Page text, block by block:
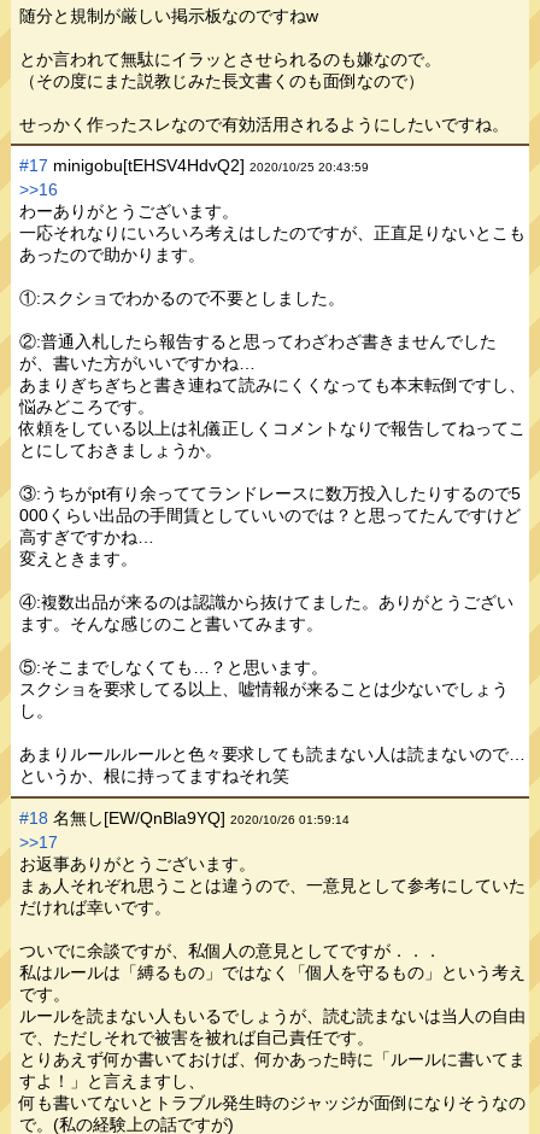
随分と規制が厳しい掲示板なのですねw
とか言われて無駄にイラッとさせられるのも嫌なので。
（その度にまた説教じみた長文書くのも面倒なので）
せっかく作ったスレなので有効活用されるようにしたいですね。
#17 minigobu[tEHSV4HdvQ2]2020/10/25 20:43:59
>>16
わーありがとうございます。
一応それなりにいろいろ考えはしたのですが、正直足りないとこも
あったので助かります。
①:スクショでわかるので不要としました。
②:普通入札したら報告すると思ってわざわざ書きませんでした
が、書いた方がいいですかね…
あまりぎちぎちと書き連ねて読みにくくなっても本末転倒ですし、
悩みどころです。
依頼をしている以上は礼儀正しくコメントなりで報告してねってこ
とにしておきましょうか。
③:うちがpt有り余っててランドレースに数万投入したりするので5
000くらい出品の手間賃としていいのでは？と思ってたんですけど
高すぎですかね…
変えときます。
④:複数出品が来るのは認識から抜けてました。ありがとうござい
ます。そんな感じのこと書いてみます。
⑤:そこまでしなくても…？と思います。
スクショを要求してる以上、嘘情報が来ることは少ないでしょう
し。
あまりルールルールと色々要求しても読まない人は読まないので…
というか、根に持ってますねそれ笑
#18 名無し[EW/QnBla9YQ]2020/10/26 01:59:14
>>17
お返事ありがとうございます。
まぁ人それぞれ思うことは違うので、一意見として参考にしていた
だければ幸いです。
ついでに余談ですが、私個人の意見としてですが．．．
私はルールは「縛るもの」ではなく「個人を守るもの」という考え
です。
ルールを読まない人もいるでしょうが、読む読まないは当人の自由
で、ただしそれで被害を被れば自己責任です。
とりあえず何か書いておけば、何かあった時に「ルールに書いてま
すよ！」と言えますし、
何も書いてないとトラブル発生時のジャッジが面倒になりそうなの
で。(私の経験上の話ですが)